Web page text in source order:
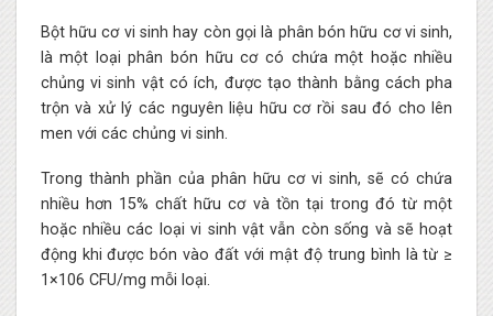
Bột hữu cơ vi sinh hay còn gọi là phân bón hữu cơ vi sinh,
là một loại phân bón hữu cơ có chứa một hoặc nhiều
chủng vi sinh vật có ích, được tạo thành bằng cách pha
trộn và xử lý các nguyên liệu hữu cơ rồi sau đó cho lên
men với các chủng vi sinh.
Trong thành phần của phân hữu cơ vi sinh, sẽ có chứa
nhiều hơn 15% chất hữu cơ và tồn tại trong đó từ một
hoặc nhiều các loại vi sinh vật vẫn còn sống và sẽ hoạt
động khi được bón vào đất với mật độ trung bình là từ ≥
1×106 CFU/mg mỗi loại.